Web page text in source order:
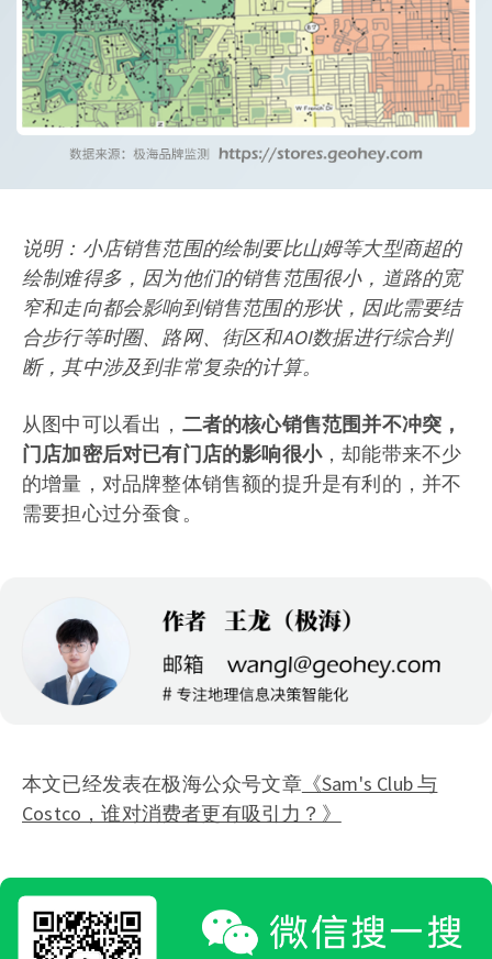
说明：小店销售范围的绘制要比山姆等大型商超的
绘制难得多，因为他们的销售范围很小，道路的宽
窄和走向都会影响到销售范围的形状，因此需要结
合步行等时圈、路网、街区和AOI数据进行综合判
断，其中涉及到非常复杂的计算。
从图中可以看出， 二者的核心销售范围并不冲突，
门店加密后对已有门店的影响很小，却能带来不少
的增量，对品牌整体销售额的提升是有利的，并不
需要担心过分蚕食。
本文已经发表在极海公众号文章《Sam's Club 与
Costco，谁对消费者更有吸引力？》